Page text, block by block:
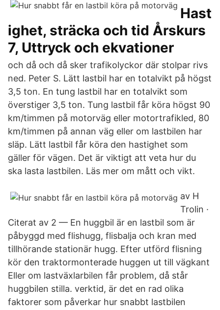
Hast
ighet, sträcka och tid Årskurs
7, Uttryck och ekvationer
och då och då sker trafikolyckor där stolpar rivs
ned. Peter S. Lätt lastbil har en totalvikt på högst
3,5 ton. En tung lastbil har en totalvikt som
överstiger 3,5 ton. Tung lastbil får köra högst 90
km/timmen på motorväg eller motortrafikled, 80
km/timmen på annan väg eller om lastbilen har
släp. Lätt lastbil får köra den hastighet som
gäller för vägen. Det är viktigt att veta hur du
ska lasta lastbilen. Läs mer om mått och vikt.
av H
Trolin ·
Citerat av 2 — En huggbil är en lastbil som är
påbyggd med flishugg, flisbalja och kran med
tillhörande stationär hugg. Efter utförd flisning
kör den traktormonterade huggen ut till vägkant
Eller om lastväxlarbilen får problem, då står
huggbilen stilla. verktid, är det en rad olika
faktorer som påverkar hur snabbt lastbilen